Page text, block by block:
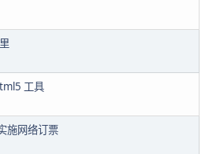
工具
施网络订票